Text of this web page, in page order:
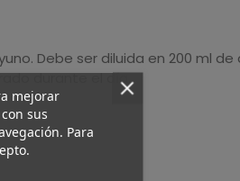
Debe ser diluida en 200 ml
durante el día.
mejorar
sus
Para